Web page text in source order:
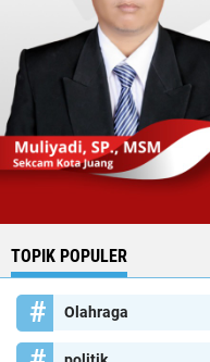
TOPIK POPULER
Olahraga